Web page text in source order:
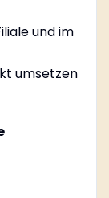
und im
umsetzen